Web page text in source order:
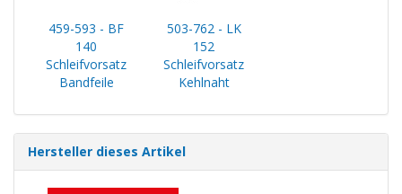
459-593 - BF
140
Schleifvorsatz
Bandfeile
503-762 - LK
152
Schleifvorsatz
Kehlnaht
Hersteller dieses Artikel